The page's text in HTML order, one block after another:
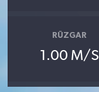
RÜZGAR
1.00 M/S